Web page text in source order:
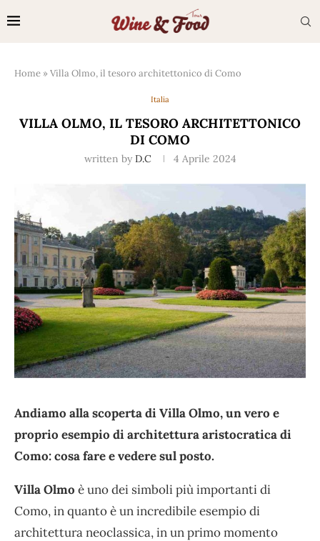
Home »Villa Olmo, il tesoro architettonico di Como
Italia
VILLA OLMO, IL TESORO ARCHITETTONICO
DI COMO
written by D.C 4 Aprile 2024
Andiamo alla scoperta di Villa Olmo, un vero e
proprio esempio di architettura aristocratica di
Como: cosa fare e vedere sul posto.
Villa Olmo è uno dei simboli più importanti di
Como, in quanto è un incredibile esempio di
architettura neoclassica, in un primo momento